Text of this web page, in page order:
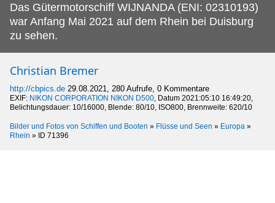
Das Gütermotorschiff WIJNANDA (ENI: 02310193)
war Anfang Mai 2021 auf dem Rhein bei Duisburg
zu sehen.
Christian Bremer
http://cbpics.de 29.08.2021, 280 Aufrufe, 0 Kommentare
EXIF: NIKON CORPORATION NIKON D500, Datum 2021:05:10 16:49:20,
Belichtungsdauer: 10/16000, Blende: 80/10, ISO800, Brennweite: 620/10
Bilder und Fotos von Schiffen und Booten » Flüsse und Seen » Europa »
Rhein » ID 71396